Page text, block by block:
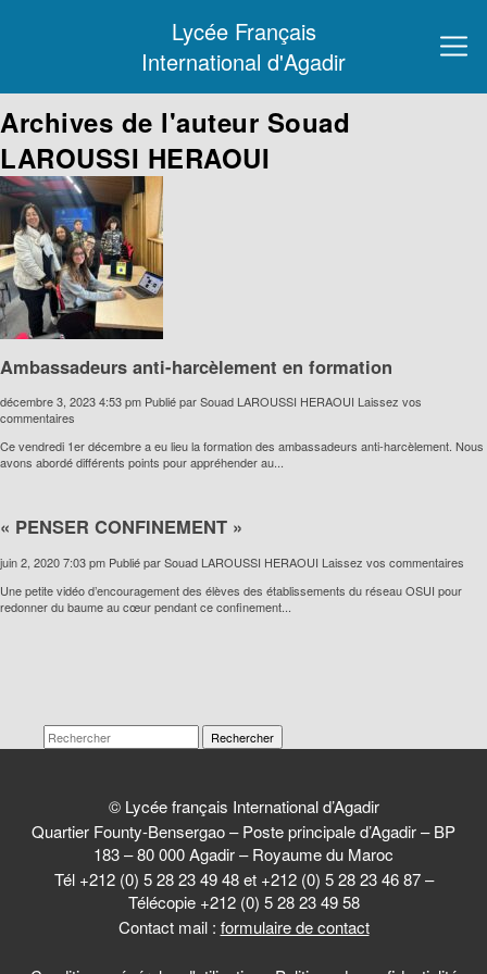
Lycée Français
International d'Agadir
Archives de l'auteur Souad
LAROUSSI HERAOUI
Ambassadeurs anti-harcèlement en formation
décembre 3, 2023 4:53 pm Publié parSouad LAROUSSI HERAOUI Laissez vos
commentaires
Ce vendredi 1er décembre a eu lieu la formation des ambassadeurs anti-harcèlement. Nous
avons abordé différents points pour appréhender au...
« PENSER CONFINEMENT »
juin 2, 2020 7:03 pm Publié parSouad LAROUSSI HERAOUI Laissez vos commentaires
Une petite vidéo d’encouragement des élèves des établissements du réseau OSUI pour
redonner du baume au cœur pendant ce confinement...
Rechercher
© Lycée français International d’Agadir
Quartier Founty-Bensergao – Poste principale d’Agadir – BP
183 – 80 000 Agadir – Royaume du Maroc
Tél +212 (0) 5 28 23 49 48 et +212 (0) 5 28 23 46 87 –
Télécopie +212 (0) 5 28 23 49 58
Contact mail : formulaire de contact